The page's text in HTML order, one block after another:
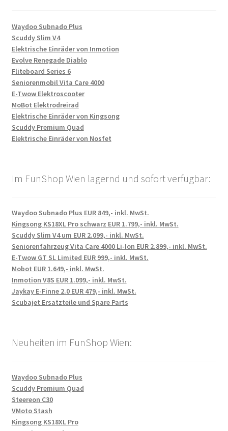
Waydoo Subnado Plus
Scuddy Slim V4
Elektrische Einräder von Inmotion
Evolve Renegade Diablo
Fliteboard Series 6
Seniorenmobil Vita Care 4000
E-Twow Elektroscooter
MoBot Elektrodreirad
Elektrische Einräder von Kingsong
Scuddy Premium Quad
Elektrische Einräder von Nosfet
Im FunShop Wien lagernd und sofort verfügbar:
Waydoo Subnado Plus EUR 849,- inkl. MwSt.
Kingsong KS18XL Pro schwarz EUR 1.799,- inkl. MwSt.
Scuddy Slim V4 um EUR 2.099,- inkl. MwSt.
Seniorenfahrzeug Vita Care 4000 Li-Ion EUR 2.899,- inkl. MwSt.
E-Twow GT SL Limited EUR 999,- inkl. MwSt.
Mobot EUR 1.649,- inkl. MwSt.
Inmotion V8S EUR 1.099,- inkl. MwSt.
Jaykay E-Finne 2.0 EUR 479,- inkl. MwSt.
Scubajet Ersatzteile und Spare Parts
Neuheiten im FunShop Wien:
Waydoo Subnado Plus
Scuddy Premium Quad
Steereon C30
VMoto Stash
Kingsong KS18XL Pro